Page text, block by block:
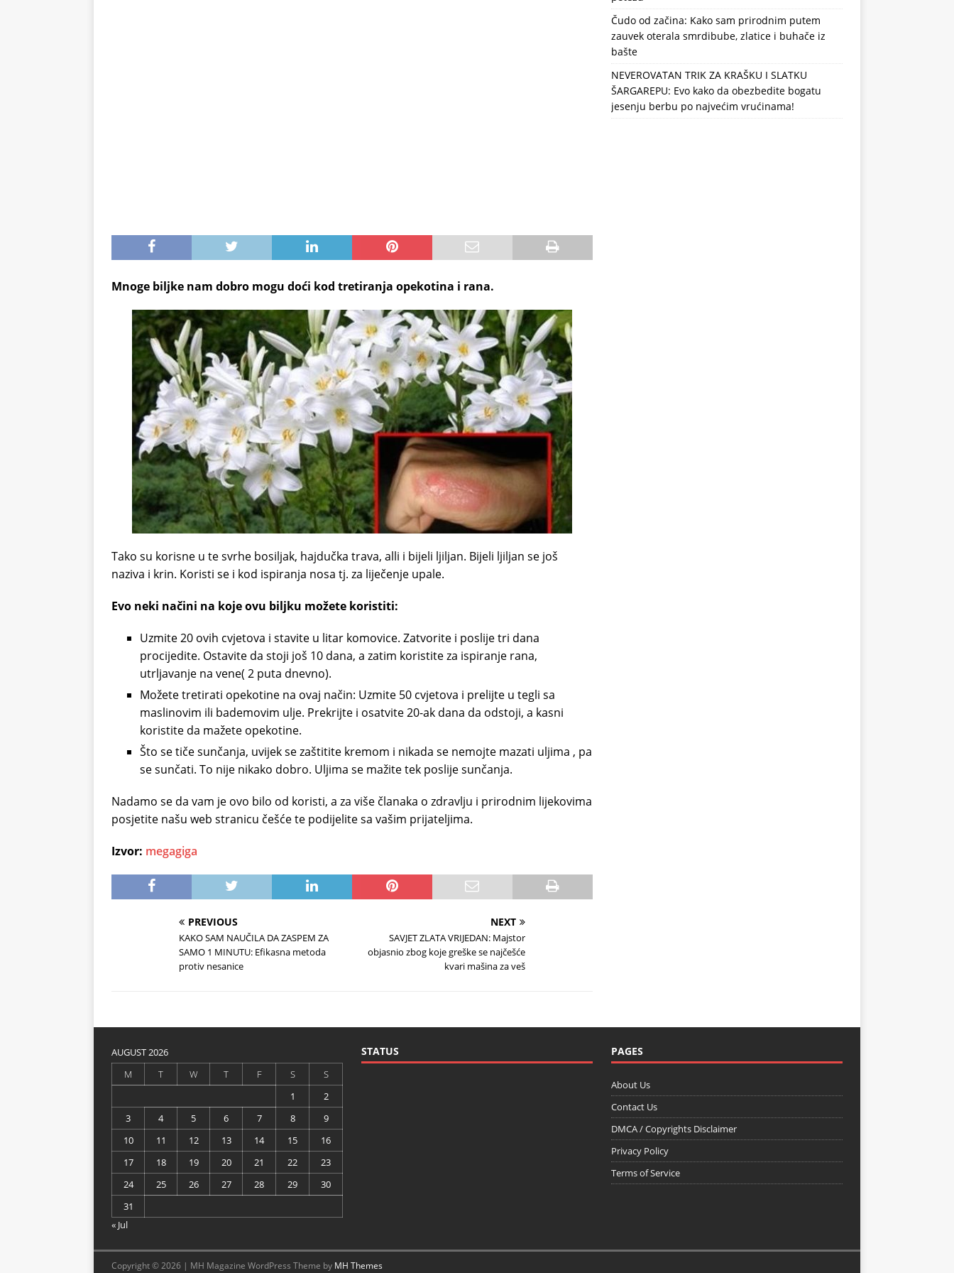
Mnoge biljke nam dobro mogu doći kod tretiranja opekotina i rana.
Tako su korisne u te svrhe bosiljak, hajdučka trava, alli i bijeli ljiljan. Bijeli ljiljan se još
naziva i krin. Koristi se i kod ispiranja nosa tj. za liječenje upale.
Evo neki načini na koje ovu biljku možete koristiti:
Uzmite 20 ovih cvjetova i stavite u litar komovice. Zatvorite i poslije tri dana
procijedite. Ostavite da stoji još 10 dana, a zatim koristite za ispiranje rana,
utrljavanje na vene( 2 puta dnevno).
Možete tretirati opekotine na ovaj način: Uzmite 50 cvjetova i prelijte u tegli sa
maslinovim ili bademovim ulje. Prekrijte i osatvite 20-ak dana da odstoji, a kasni
koristite da mažete opekotine.
Što se tiče sunčanja, uvijek se zaštitite kremom i nikada se nemojte mazati uljima , pa
se sunčati. To nije nikako dobro. Uljima se mažite tek poslije sunčanja.
Nadamo se da vam je ovo bilo od koristi, a za više članaka o zdravlju i prirodnim lijekovima
posjetite našu web stranicu češće te podijelite sa vašim prijateljima.
Izvor: megagiga
PREVIOUS
KAKO SAM NAUČILA DA ZASPEM ZA
SAMO 1 MINUTU: Efikasna metoda
protiv nesanice
NEXT
SAVJET ZLATA VRIJEDAN: Majstor
objasnio zbog koje greške se najčešće
kvari mašina za veš
Čudo od začina: Kako sam prirodnim putem
zauvek oterala smrdibube, zlatice i buhače iz
bašte
NEVEROVATAN TRIK ZA KRAŠKU I SLATKU
ŠARGAREPU: Evo kako da obezbedite bogatu
jesenju berbu po najvećim vrućinama!
AUGUST 2026
M
T W T F S
S
1
2
3
4 5 6 7 8
9
10
11 12 13 14 15
16
17
18 19 20 21 22
23
24
25 26 27 28 29
30
31
« Jul
STATUS PAGES
About Us
Contact Us
DMCA / Copyrights Disclaimer
Privacy Policy
Terms of Service
Copyright © 2026 | MH Magazine WordPress Theme by MH Themes